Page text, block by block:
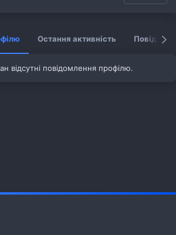
Остання активність
відсутні повідомлення профілю.